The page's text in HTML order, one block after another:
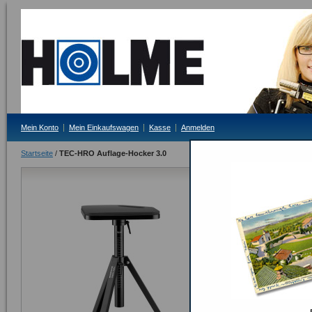
Mein Konto Mein Einkaufswagen Kasse Anmelden
Startseite / TEC-HRO Auflage-Hocker 3.0
Lieferzeit: auf
179,00 €
Inkl. 19% MwSt.
Anzahl: